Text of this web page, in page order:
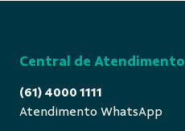
Central de Atendimento
(61) 4000 1111
Atendimento WhatsApp